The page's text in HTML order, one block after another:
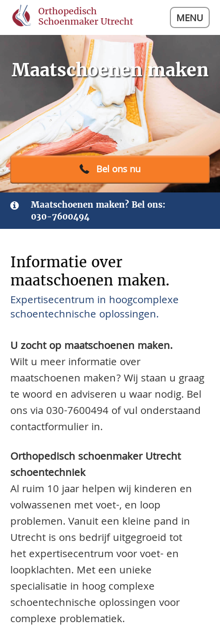
Orthopedisch
Schoenmaker Utrecht
MENU
Maatschoenen maken
Bel ons nu
Maatschoenen maken? Bel ons:
030-7600494
Informatie over
maatschoenen maken.
Expertisecentrum in hoogcomplexe
schoentechnische oplossingen.
U zocht op maatschoenen maken.
Wilt u meer informatie over
maatschoenen maken? Wij staan u graag
te woord en adviseren u waar nodig. Bel
ons via 030-7600494of vul onderstaand
contactformulier in.
Orthopedisch schoenmaker Utrecht
schoentechniek
Al ruim 10 jaar helpen wij kinderen en
volwassenen met voet-, en loop
problemen. Vanuit een kleine pand in
Utrecht is ons bedrijf uitgegroeid tot
het expertisecentrum voor voet- en
loopklachten. Met een unieke
specialisatie in hoog complexe
schoentechnische oplossingen voor
complexe problematiek.